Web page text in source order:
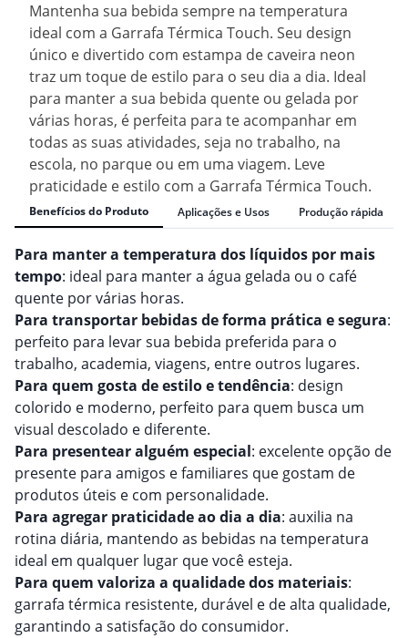
Mantenha sua bebida sempre na temperatura
ideal com a Garrafa Térmica Touch. Seu design
único e divertido com estampa de caveira neon
traz um toque de estilo para o seu dia a dia. Ideal
para manter a sua bebida quente ou gelada por
várias horas, é perfeita para te acompanhar em
todas as suas atividades, seja no trabalho, na
escola, no parque ou em uma viagem. Leve
praticidade e estilo com a Garrafa Térmica Touch.
Benefícios do Produto Aplicações e Usos Produção rápida
Para manter a temperatura dos líquidos por mais
tempo: ideal para manter a água gelada ou o café
quente por várias horas.
Para transportar bebidas de forma prática e segura:
perfeito para levar sua bebida preferida para o
trabalho, academia, viagens, entre outros lugares.
Para quem gosta de estilo e tendência: design
colorido e moderno, perfeito para quem busca um
visual descolado e diferente.
Para presentear alguém especial: excelente opção de
presente para amigos e familiares que gostam de
produtos úteis e com personalidade.
Para agregar praticidade ao dia a dia: auxilia na
rotina diária, mantendo as bebidas na temperatura
ideal em qualquer lugar que você esteja.
Para quem valoriza a qualidade dos materiais:
garrafa térmica resistente, durável e de alta qualidade,
garantindo a satisfação do consumidor.